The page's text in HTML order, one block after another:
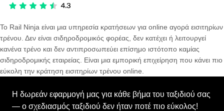
Το Rail Ninja είναι μια υπηρεσία κρατήσεων για online αγορά εισιτηρίων
τρένου. Δεν είναι σιδηροδρομικός φορέας, δεν κατέχει ή λειτουργεί
κανένα τρένο και δεν αντιπροσωπεύει επίσημο ιστότοπο καμίας
σιδηροδρομικής εταιρείας. Είναι μια εμπορική επιχείρηση που κάνει πιο
εύκολη την κράτηση εισιτηρίων τρένου online.
Η δωρεάν εφαρμογή μας για κάθε βήμα του ταξιδιού σας
— ο σχεδιασμός ταξιδιού δεν ήταν ποτέ πιο εύκολος!